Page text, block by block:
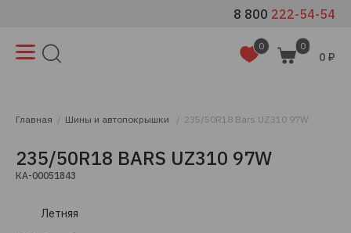
8 800 222-54-54
0 0
0 ₽
Главная Шины и автопокрышки 235/50R18 Bars UZ310 97W
235/50R18 BARS UZ310 97W
КА-00051843
Летняя